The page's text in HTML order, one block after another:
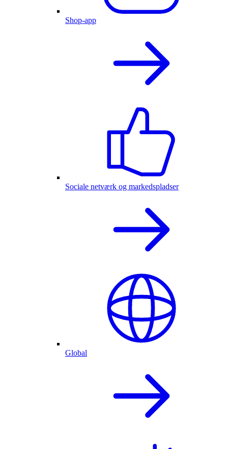
Shop-app
Sociale netværk og markedspladser
Global